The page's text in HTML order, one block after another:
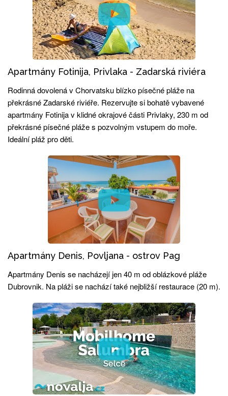
Apartmány Fotinija, Privlaka - Zadarská riviéra
Rodinná dovolená v Chorvatsku blízko písečné pláže na
překrásné Zadarské riviéře. Rezervujte si bohatě vybavené
apartmány Fotinija v klidné okrajové části Privlaky, 230 m od
překrásné písečné pláže s pozvolným vstupem do moře.
Ideální pláž pro děti.
Apartmány Denis, Povljana - ostrov Pag
Apartmány Denis se nacházejí jen 40 m od oblázkové pláže
Dubrovnik. Na pláži se nachází také nejbližší restaurace (20 m).